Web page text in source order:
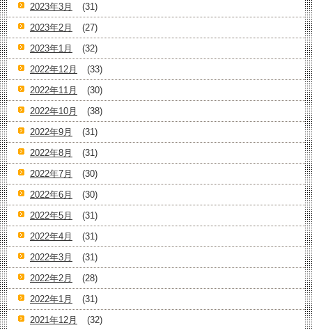
2023年3月
(31)
2023年2月
(27)
2023年1月
(32)
2022年12月
(33)
2022年11月
(30)
2022年10月
(38)
2022年9月
(31)
2022年8月
(31)
2022年7月
(30)
2022年6月
(30)
2022年5月
(31)
2022年4月
(31)
2022年3月
(31)
2022年2月
(28)
2022年1月
(31)
2021年12月
(32)